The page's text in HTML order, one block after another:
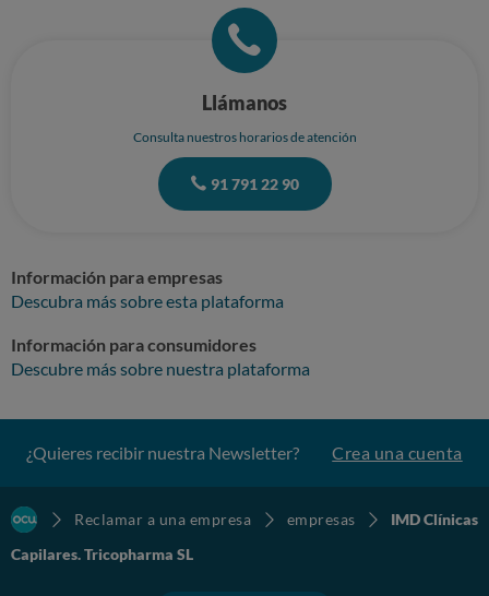
Llámanos
Consulta nuestros horarios de atención
91 791 22 90
Información para empresas
Descubra más sobre esta plataforma
Información para consumidores
Descubre más sobre nuestra plataforma
¿Quieres recibir nuestra Newsletter? Crea una cuenta
Reclamar a una empresa empresas
IMD Clínicas
Capilares. Tricopharma SL